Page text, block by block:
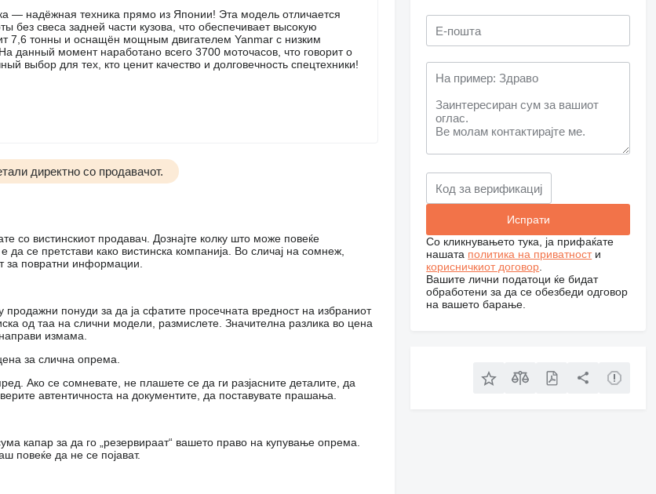
— надёжная техника прямо из Японии! Эта модель отличается
без свеса задней части кузова, что обеспечивает высокую
7,6 тонны и оснащён мощным двигателем Yanmar с низким
данный момент наработано всего 3700 моточасов, что говорит о
выбор для тех, кто ценит качество и долговечность спецтехники!
директно со продавачот.
со вистинскиот продавач. Дознајте колку што може повеќе
се претстави како вистинска компанија. Во сличај на сомнеж,
за повратни информации.
понуди за да ја сфатите просечната вредност на избраниот
од таа на слични модели, размислете. Значителна разлика во цена
измама.
за слична опрема.
Ако се сомневате, не плашете се да ги разјасните деталите, да
автентичноста на документите, да поставувате прашања.
капар за да го „резервираат“ вашето право на купување опрема.
повеќе да не се појават.
Со кликнувањето тука, ја прифаќате
нашата политика на приватности
корисничкиот договор
Вашите лични податоци ќе бидат
обработени за да се обезбеди одговор
на вашето барање.